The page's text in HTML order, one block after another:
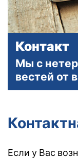
Контакт
Мы с
вестей от
Если у Вас